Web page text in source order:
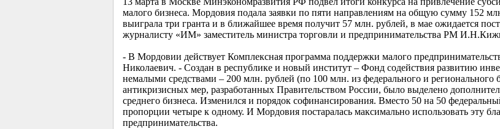
малого бизнеса. Мордовия подала заявки по пяти направлениям на общую сумму 152
выиграла три гранта и в ближайшее время получит 57 млн. рублей, в мае ожидается
журналисту «ИМ» заместитель министра торговли и предпринимательства РМ
- В Мордовии действует Комплексная программа поддержки малого
Николаевич. - Создан в республике и новый институт – Фонд содействия развитию
немалыми средствами – 200 млн. рублей (по 100 млн. из федерального и
антикризисных мер, разработанных Правительством России, было выделено
среднего бизнеса. Изменился и порядок софинансирования. Вместо 50 на 50
пропорции четыре к одному. И Мордовия постаралась максимально использовать эту
предпринимательства.